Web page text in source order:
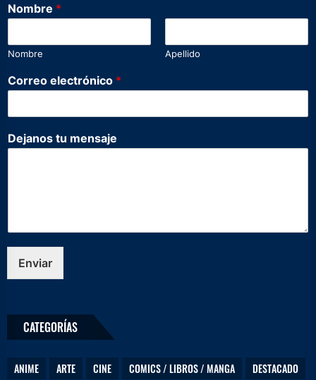
Nombre *
Nombre Apellido
m
e
s
j
t
o
o
Correo electrónico *
Dejanos tu mensaje
Enviar
CATEGORÍAS
ANIME ARTE CINE COMICS / LIBROS / MANGA
DESTACADO